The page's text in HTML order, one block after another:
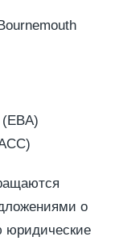
о
юридические